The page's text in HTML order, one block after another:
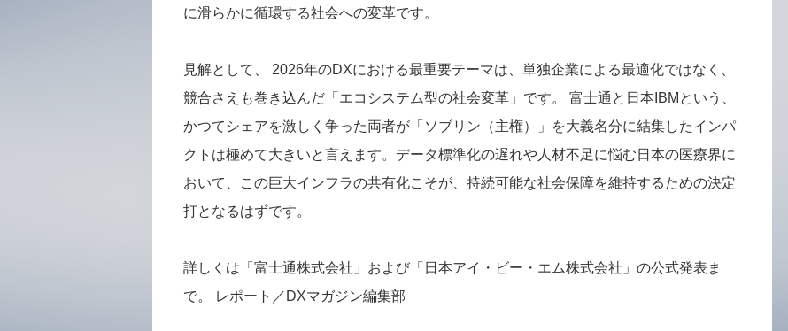
に滑らかに循環する社会への変革です。
見解として、 2026年のDXにおける最重要テーマは、単独企業による最適化ではなく、
競合さえも巻き込んだ「エコシステム型の社会変革」です。 富士通と日本IBMという、
かつてシェアを激しく争った両者が「ソブリン（主権）」を大義名分に結集したインパ
クトは極めて大きいと言えます。データ標準化の遅れや人材不足に悩む日本の医療界に
おいて、この巨大インフラの共有化こそが、持続可能な社会保障を維持するための決定
打となるはずです。
詳しくは「富士通株式会社」および「日本アイ・ビー・エム株式会社」の公式発表ま
で。 レポート／DXマガジン編集部